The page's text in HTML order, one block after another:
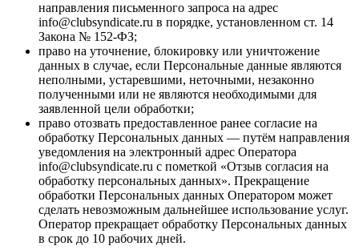
направления письменного запроса на адрес
info@clubsyndicate.ru в порядке, установленном ст. 14
Закона № 152-ФЗ;
право на уточнение, блокировку или уничтожение
данных в случае, если Персональные данные являются
неполными, устаревшими, неточными, незаконно
полученными или не являются необходимыми для
заявленной цели обработки;
право отозвать предоставленное ранее согласие на
обработку Персональных данных — путём направления
уведомления на электронный адрес Оператора
info@clubsyndicate.ru с пометкой «Отзыв согласия на
обработку персональных данных». Прекращение
обработки Персональных данных Оператором может
сделать невозможным дальнейшее использование услуг.
Оператор прекращает обработку Персональных данных
в срок до 10 рабочих дней.